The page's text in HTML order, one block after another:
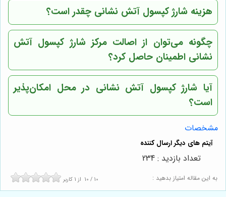
هزینه شارژ کپسول آتش نشانی چقدر است؟
چگونه می‌توان از اصالت مرکز شارژ کپسول آتش
نشانی اطمینان حاصل کرد؟
آیا شارژ کپسول آتش نشانی در محل امکان‌پذیر
است؟
مشخصات
به این مقاله امتیاز بدهید : 10 / 10 از 1 کاربر
تعداد بازدید : 234